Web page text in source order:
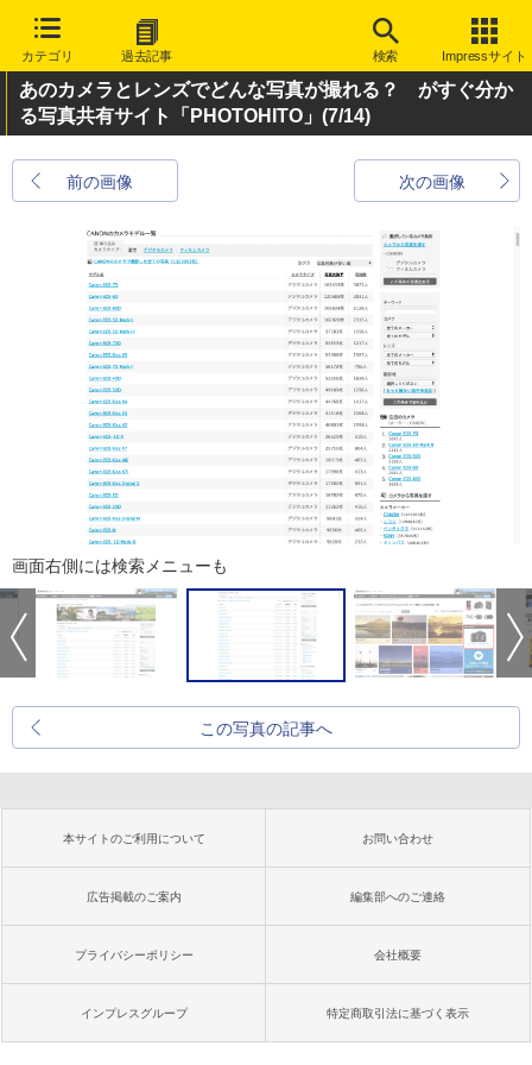
カテゴリ 過去記事 検索 Impressサイト
あのカメラとレンズでどんな写真が撮れる？ がすぐ分か
る写真共有サイト「PHOTOHITO」 (7/14)
前の画像 次の画像
画面右側には検索メニューも
この写真の記事へ
本サイトのご利用について お問い合わせ
広告掲載のご案内 編集部へのご連絡
プライバシーポリシー 会社概要
インプレスグループ 特定商取引法に基づく表示